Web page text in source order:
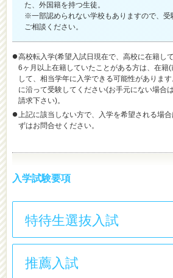
た、外国籍を持つ生徒。
※一部認められない学校もありますので、受
ご相談ください。
高校転入学(希望入試日現在で、高校に在籍し
6ヶ月以上在籍していたことがある方は、在籍
して、相当学年に入学できる可能性があります
に沿って受験してください(お手元にない場合
請求下さい)。
上記に該当しない方で、入学を希望される場
ずはお問合せください。
入学試験要項
特待生選抜入試
推薦入試